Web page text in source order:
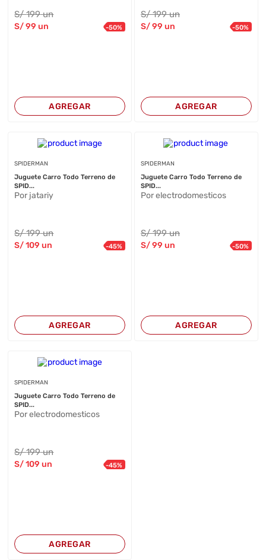
S/199 un
S/99 un -50%
AGREGAR
S/199 un
S/99 un -50%
AGREGAR
SPIDERMAN
Juguete Carro Todo Terreno de
SPID...
Por jatariy
S/199 un
S/109 un -45%
AGREGAR
SPIDERMAN
Juguete Carro Todo Terreno de
SPID...
Por electrodomesticos
S/199 un
S/99 un -50%
AGREGAR
SPIDERMAN
Juguete Carro Todo Terreno de
SPID...
Por electrodomesticos
S/199 un
S/109 un -45%
AGREGAR